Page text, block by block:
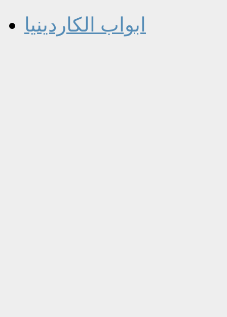
ابواب الكاردينيا